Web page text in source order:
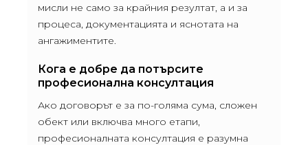
мисли не само за крайния резултат, а и за
процеса, документацията и яснотата на
ангажиментите.
Кога е добре да потърсите
професионална консултация
Ако договорът е за по-голяма сума, сложен
обект или включва много етапи,
професионалната консултация е разумна